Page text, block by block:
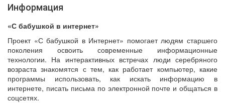
Информация
«С бабушкой в интернет»
Проект «С бабушкой в Интернет» помогает людям старшего
поколения освоить современные информационные
технологии. На интерактивных встречах люди серебряного
возраста знакомятся с тем, как работает компьютер, какие
программы использовать, как искать информацию в
интернете, писать письма по электронной почте и общаться в
соцсетях.